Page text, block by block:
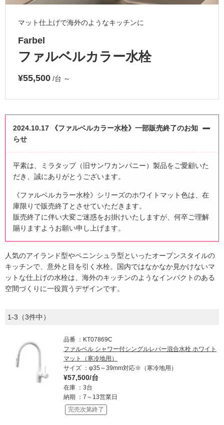
マット仕上げで海外のようなキッチンに
Farbel
ファルベルカラー水栓
¥55,500 /台 ～
2024.10.17 《ファルベルカラー水栓》一部販売終了のお知
らせ
平素は、ミラタップ（旧サンワカンパニー）製品をご愛顧いた
だき、誠にありがとうございます。
《ファルベルカラー水栓》シリーズのホワイトマット色は、在
庫限りで販売終了とさせていただきます。
販売終了に伴い大変ご迷惑をお掛けいたしますが、何卒ご理解
賜りますようお願い申し上げます。
人気のアイランド型やペニンシュラ型といったオープンスタイルの
キッチンで、意外と目を引く水栓。国内ではなかなか見かけないマ
ットな仕上げの水栓は、海外のキッチンのようなインパクトのある
空間づくりに一役買うデザインです。
1-3（3件中）
品番
KT07869C
ファルベル シャワー付シングルレバー混合水栓 ホワイト
マット（寒冷地用）
サイズ
φ35～39mm対応※（寒冷地用）
¥57,500/台
在庫
3台
納期
7～13営業日
完売次第終了